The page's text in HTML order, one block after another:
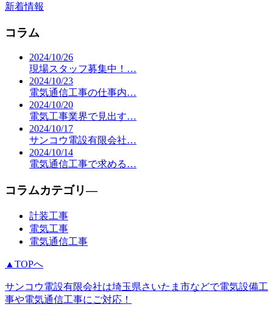
新着情報
コラム
2024/10/26
現場スタッフ募集中！…
2024/10/23
電気通信工事の仕事内…
2024/10/20
電気工事業界で見出す…
2024/10/17
サンコウ電設有限会社…
2024/10/14
電気通信工事で求める…
コラムカテゴリ―
計装工事
電気工事
電気通信工事
▲TOPへ
サンコウ電設有限会社は埼玉県さいたま市などで電気設備工
事や電気通信工事にご対応！